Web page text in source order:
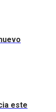
este